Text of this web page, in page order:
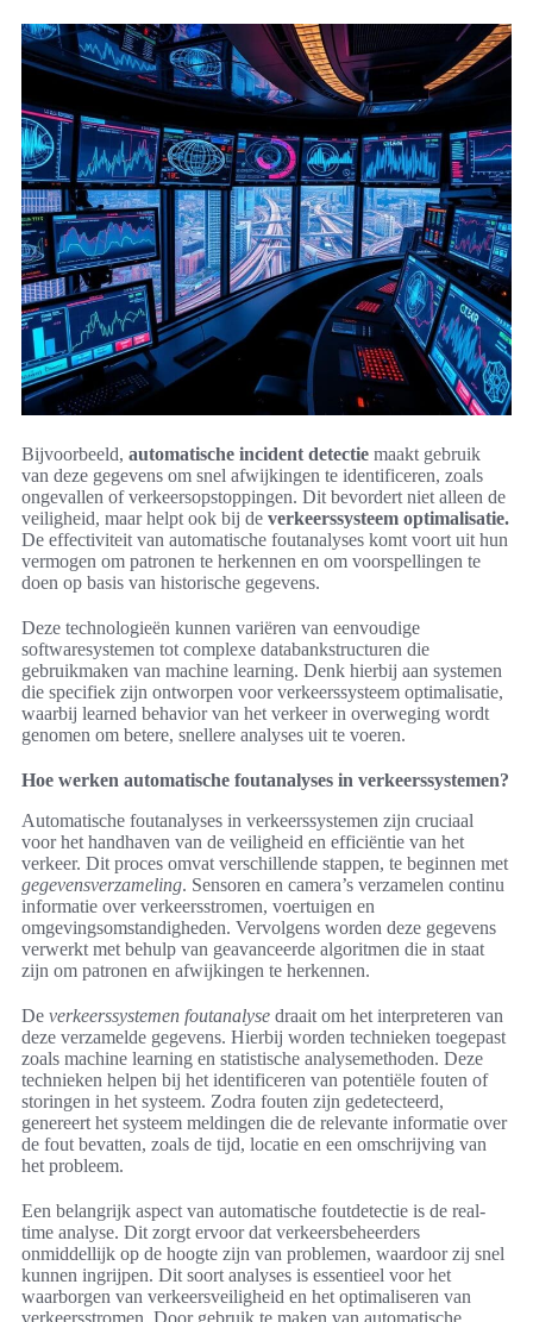
Bijvoorbeeld, automatische incident detectie maakt gebruik
van deze gegevens om snel afwijkingen te identificeren, zoals
ongevallen of verkeersopstoppingen. Dit bevordert niet alleen de
veiligheid, maar helpt ook bij de verkeerssysteem optimalisatie.
De effectiviteit van automatische foutanalyses komt voort uit hun
vermogen om patronen te herkennen en om voorspellingen te
doen op basis van historische gegevens.
Deze technologieën kunnen variëren van eenvoudige
softwaresystemen tot complexe databankstructuren die
gebruikmaken van machine learning. Denk hierbij aan systemen
die specifiek zijn ontworpen voor verkeerssysteem optimalisatie,
waarbij learned behavior van het verkeer in overweging wordt
genomen om betere, snellere analyses uit te voeren.
Hoe werken automatische foutanalyses in verkeerssystemen?
Automatische foutanalyses in verkeerssystemen zijn cruciaal
voor het handhaven van de veiligheid en efficiëntie van het
verkeer. Dit proces omvat verschillende stappen, te beginnen met
gegevensverzameling. Sensoren en camera’s verzamelen continu
informatie over verkeersstromen, voertuigen en
omgevingsomstandigheden. Vervolgens worden deze gegevens
verwerkt met behulp van geavanceerde algoritmen die in staat
zijn om patronen en afwijkingen te herkennen.
De verkeerssystemen foutanalyse draait om het interpreteren van
deze verzamelde gegevens. Hierbij worden technieken toegepast
zoals machine learning en statistische analysemethoden. Deze
technieken helpen bij het identificeren van potentiële fouten of
storingen in het systeem. Zodra fouten zijn gedetecteerd,
genereert het systeem meldingen die de relevante informatie over
de fout bevatten, zoals de tijd, locatie en een omschrijving van
het probleem.
Een belangrijk aspect van automatische foutdetectie is de real-
time analyse. Dit zorgt ervoor dat verkeersbeheerders
onmiddellijk op de hoogte zijn van problemen, waardoor zij snel
kunnen ingrijpen. Dit soort analyses is essentieel voor het
waarborgen van verkeersveiligheid en het optimaliseren van
verkeersstromen. Door gebruik te maken van automatische